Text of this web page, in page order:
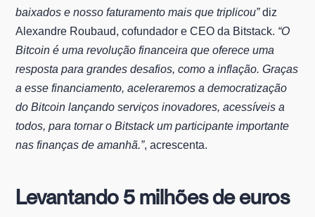
baixados e nosso faturamento mais que triplicou”diz
Alexandre Roubaud, cofundador e CEO da Bitstack. “O
Bitcoin é uma revolução financeira que oferece uma
resposta para grandes desafios, como a inflação. Graças
a esse financiamento, aceleraremos a democratização
do Bitcoin lançando serviços inovadores, acessíveis a
todos, para tornar o Bitstack um participante importante
nas finanças de amanhã.”, acrescenta.
Levantando 5 milhões de euros